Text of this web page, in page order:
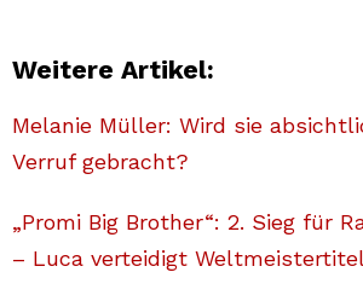
Weitere Artikel:
Melanie Müller: Wird sie
Verruf gebracht?
„Promi Big Brother“: 2. Sieg für
– Luca verteidigt